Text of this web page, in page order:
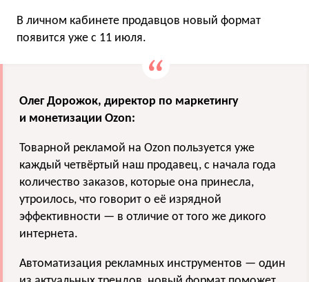
В личном кабинете продавцов новый формат
появится уже с 11 июля.
Олег Дорожок, директор по маркетингу
и монетизации Ozon:
Товарной рекламой на Ozon пользуется уже
каждый четвёртый наш продавец, с начала года
количество заказов, которые она принесла,
утроилось, что говорит о её изрядной
эффективности — в отличие от того же дикого
интернета.
Автоматизация рекламных инструментов — один